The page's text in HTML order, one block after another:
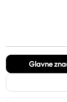
Glavne